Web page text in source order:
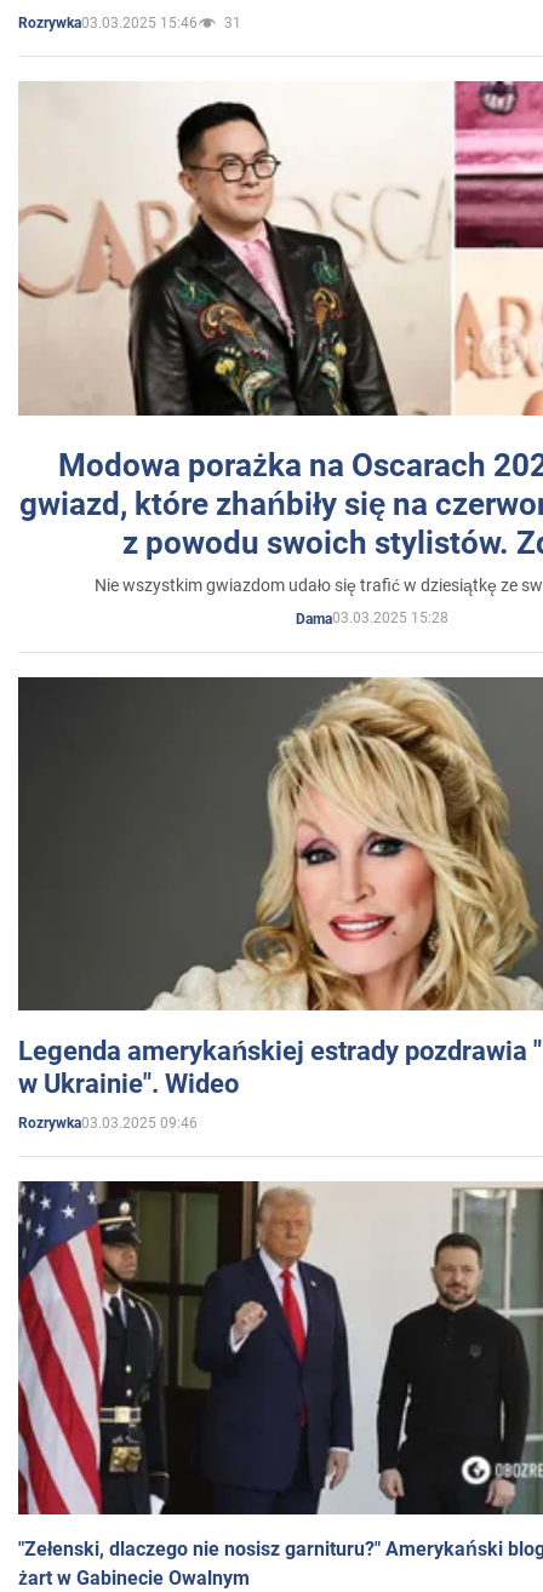
Rozrywka03.03.2025 15:46 31
Modowa porażka na Oscarach
gwiazd, które zhańbiły się na
z powodu swoich stylistów.
Nie wszystkim gwiazdom udało się trafić w dziesiątkę ze
Dama03.03.2025 15:28
Legenda amerykańskiej estrady pozdrawia
w Ukrainie". Wideo
Rozrywka03.03.2025 09:46
"Zełenski, dlaczego nie nosisz garnituru?" Amerykański
żart w Gabinecie Owalnym